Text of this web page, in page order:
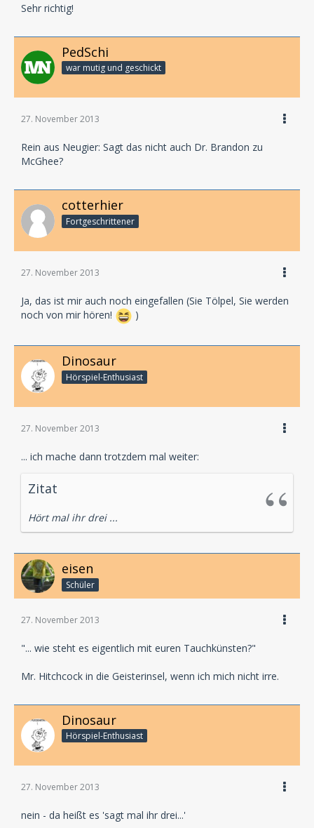
Sehr richtig!
PedSchi
war mutig und geschickt
27. November 2013
Rein aus Neugier: Sagt das nicht auch Dr. Brandon zu
McGhee?
cotterhier
Fortgeschrittener
27. November 2013
Ja, das ist mir auch noch eingefallen (Sie Tölpel, Sie werden
noch von mir hören!
)
Dinosaur
Hörspiel-En­thu­si­ast
27. November 2013
... ich mache dann trotzdem mal weiter:
Zitat
Hört mal ihr drei ...
eisen
Schüler
27. November 2013
"... wie steht es eigentlich mit euren Tauchkünsten?"
Mr. Hitchcock in die Geisterinsel, wenn ich mich nicht irre.
Dinosaur
Hörspiel-En­thu­si­ast
27. November 2013
nein - da heißt es 'sagt mal ihr drei...'